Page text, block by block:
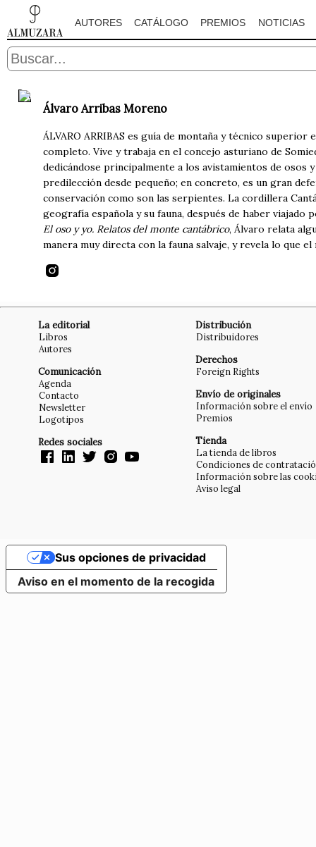
AUTORES CATÁLOGO PREMIOS NOTICIAS
Álvaro Arribas Moreno
ÁLVARO ARRIBAS es guía de montaña y técnico
completo. Vive y trabaja en el concejo asturiano de
dedicándose principalmente a los avistamientos de
predilección desde pequeño; en concreto, es un gran
conservación como son las serpientes. La cordillera
geografía española y su fauna, después de haber viajado
El oso y yo. Relatos del monte cantábrico, Álvaro relata
manera muy directa con la fauna salvaje, y revela lo que
La editorial
Libros
Autores
Comunicación
Agenda
Contacto
Newsletter
Logotipos
Redes sociales
Distribución
Distribuidores
Derechos
Foreign Rights
Envío de originales
Información sobre el envío
Premios
Tienda
La tienda de libros
Condiciones de
Información sobre las
Aviso legal
Aviso en el momento de la recogida
Sus opciones de privacidad